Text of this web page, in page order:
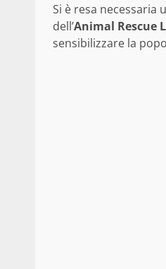
Si è resa necessaria
dell’Animal Rescue
sensibilizzare la